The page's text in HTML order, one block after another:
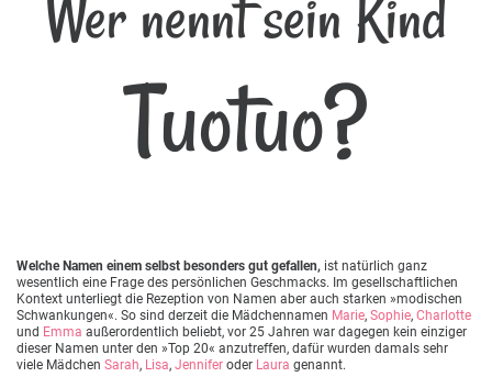
Wer nennt sein Kind
Tuotuo?
Welche Namen einem selbst besonders gut gefallen, ist natürlich ganz
wesentlich eine Frage des persönlichen Geschmacks. Im gesellschaftlichen
Kontext unterliegt die Rezeption von Namen aber auch starken »modischen
Schwankungen«. So sind derzeit die Mädchennamen Marie, Sophie, Charlotte
und Emma außerordentlich beliebt, vor 25 Jahren war dagegen kein einziger
dieser Namen unter den »Top 20« anzutreffen, dafür wurden damals sehr
viele Mädchen Sarah, Lisa, Jennifer oder Laura genannt.